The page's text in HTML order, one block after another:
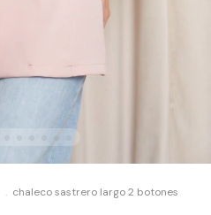
. chaleco sastrero largo 2 botones